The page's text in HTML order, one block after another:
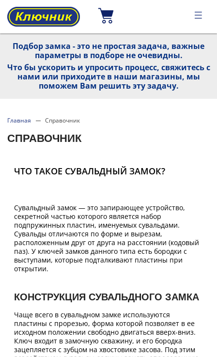
Подбор замка - это не простая задача, важные
параметры в подборе не очевидны.
Что бы ускорить и упросить процесс, свяжитесь с
нами или приходите в наши магазины, мы
поможем Вам решить эту задачу.
Главная Справочник
СПРАВОЧНИК
ЧТО ТАКОЕ СУВАЛЬДНЫЙ ЗАМОК?
Сувальдный замок — это запирающее устройство,
секретной частью которого является набор
подпружинных пластин, именуемых сувальдами.
Сувальды отличаются по форме и вырезам,
расположенным друг от друга на расстоянии (кодовый
паз). У ключей замков данного типа есть бородки с
выступами, которые подталкивают пластины при
открытии.
КОНСТРУКЦИЯ СУВАЛЬДНОГО ЗАМКА
Чаще всего в сувальдном замке используются
пластины с прорезью, форма которой позволяет в ее
исходном положении свободно двигаться вверх-вниз.
Ключ входит в замочную скважину, и его бородка
зацепляется с зубцом на хвостовике засова. Под этим